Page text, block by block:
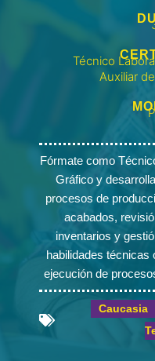
Técnico
Auxiliar
Fórmate como
Gráfico y
procesos de
acabados,
inventarios y
habilidades técnicas
ejecución de
Caucasia